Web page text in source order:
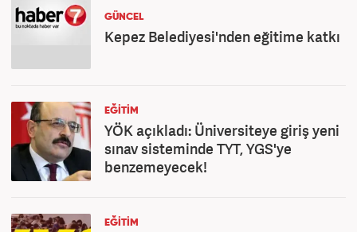
GÜNCEL
Kepez Belediyesi'nden eğitime katkı
EĞİTİM
YÖK açıkladı: Üniversiteye giriş yeni
sınav sisteminde TYT, YGS'ye
benzemeyecek!
EĞİTİM